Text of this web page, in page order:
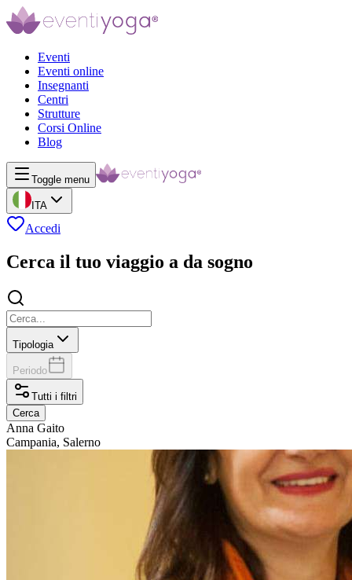
Eventi
Eventi online
Insegnanti
Centri
Strutture
Corsi Online
Blog
Toggle menu
ITA
Accedi
Cerca il tuo viaggio a da sogno
Tipologia
Periodo
Tutti i filtri
Cerca
Anna Gaito
Campania, Salerno